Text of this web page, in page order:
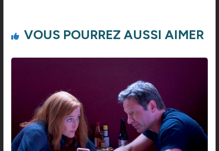
VOUS POURREZ AUSSI AIMER